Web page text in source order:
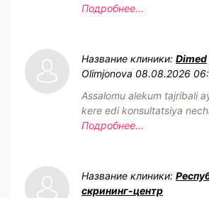
Подробнее...
Название клиники: Dimed
Olimjonova 08.08.2026
Assalomu alekum tajribali
kere edi konsultatsiya
Подробнее...
Название клиники:
скрининг-центр